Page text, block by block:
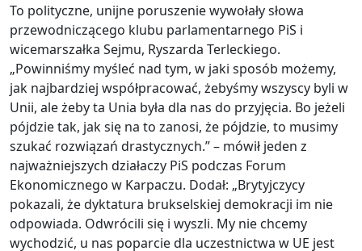
To polityczne, unijne poruszenie wywołały słowa
przewodniczącego klubu parlamentarnego PiS i
wicemarszałka Sejmu, Ryszarda Terleckiego.
„Powinniśmy myśleć nad tym, w jaki sposób możemy,
jak najbardziej współpracować, żebyśmy wszyscy byli w
Unii, ale żeby ta Unia była dla nas do przyjęcia. Bo jeżeli
pójdzie tak, jak się na to zanosi, że pójdzie, to musimy
szukać rozwiązań drastycznych.” – mówił jeden z
najważniejszych działaczy PiS podczas Forum
Ekonomicznego w Karpaczu. Dodał: „Brytyjczycy
pokazali, że dyktatura brukselskiej demokracji im nie
odpowiada. Odwrócili się i wyszli. My nie chcemy
wychodzić, u nas poparcie dla uczestnictwa w UE jest